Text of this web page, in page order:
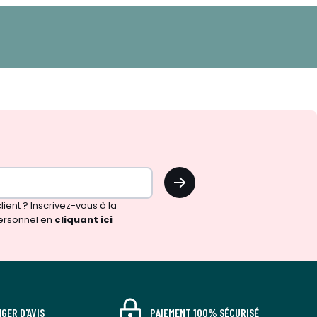
OK
? Inscrivez-vous à la
en cliquant ici
D'AVIS PAIEMENT 100% SÉCURISÉ